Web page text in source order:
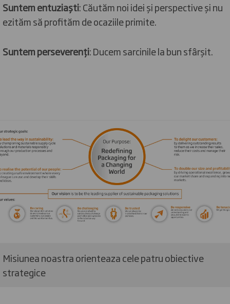
Suntem entuziaști: Căutăm noi idei și perspective și nu
ezităm să profităm de ocaziile primite.
Suntem perseverenți: Ducem sarcinile la bun sfârșit.
Misiunea noastra orienteaza cele patru obiective
strategice